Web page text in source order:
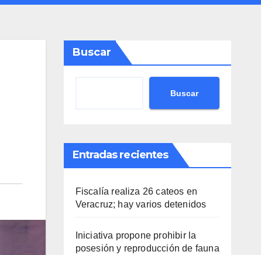
Buscar
Buscar
Entradas recientes
Fiscalía realiza 26 cateos en
Veracruz; hay varios detenidos
Iniciativa propone prohibir la
posesión y reproducción de fauna